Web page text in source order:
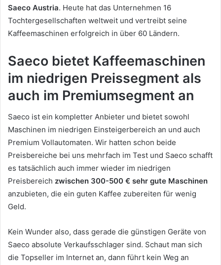
Saeco Austria. Heute hat das Unternehmen 16
Tochtergesellschaften weltweit und vertreibt seine
Kaffeemaschinen erfolgreich in über 60 Ländern.
Saeco bietet Kaffeemaschinen
im niedrigen Preissegment als
auch im Premiumsegment an
Saeco ist ein kompletter Anbieter und bietet sowohl
Maschinen im niedrigen Einsteigerbereich an und auch
Premium Vollautomaten. Wir hatten schon beide
Preisbereiche bei uns mehrfach im Test und Saeco schafft
es tatsächlich auch immer wieder im niedrigen
Preisbereich zwischen 300-500 € sehr gute Maschinen
anzubieten, die ein guten Kaffee zubereiten für wenig
Geld.
Kein Wunder also, dass gerade die günstigen Geräte von
Saeco absolute Verkaufsschlager sind. Schaut man sich
die Topseller im Internet an, dann führt kein Weg an